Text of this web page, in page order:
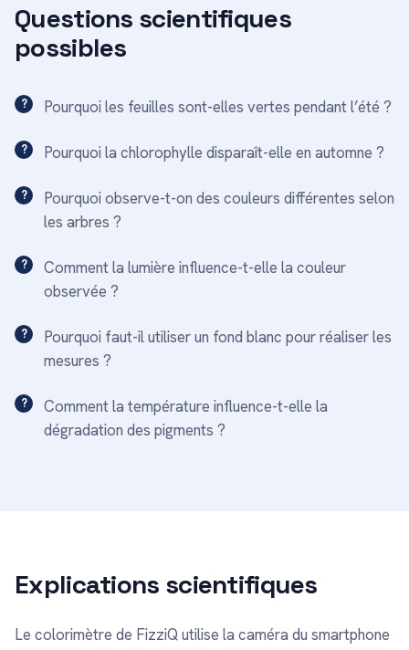
Questions scientifiques
possibles
Pourquoi les feuilles sont-elles vertes pendant l’été ?
Pourquoi la chlorophylle disparaît-elle en automne ?
Pourquoi observe-t-on des couleurs différentes selon
les arbres ?
Comment la lumière influence-t-elle la couleur
observée ?
Pourquoi faut-il utiliser un fond blanc pour réaliser les
mesures ?
Comment la température influence-t-elle la
dégradation des pigments ?
Explications scientifiques
Le colorimètre de FizziQ utilise la caméra du smartphone